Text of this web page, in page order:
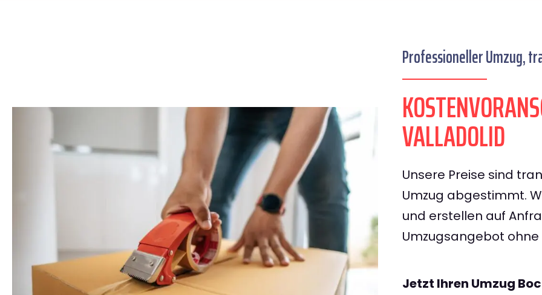
Professioneller Umzug,
VALLADOLID
Unsere Preise sind
Umzug abgestimmt.
und erstellen auf
Umzugsangebot
Jetzt Ihren Umzug